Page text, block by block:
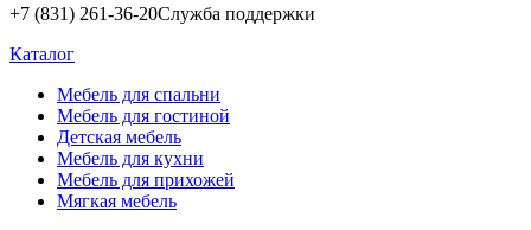
+7 (831) 261-36-20Служба поддержки
Каталог
Мебель для спальни
Мебель для гостиной
Детская мебель
Мебель для кухни
Мебель для прихожей
Мягкая мебель